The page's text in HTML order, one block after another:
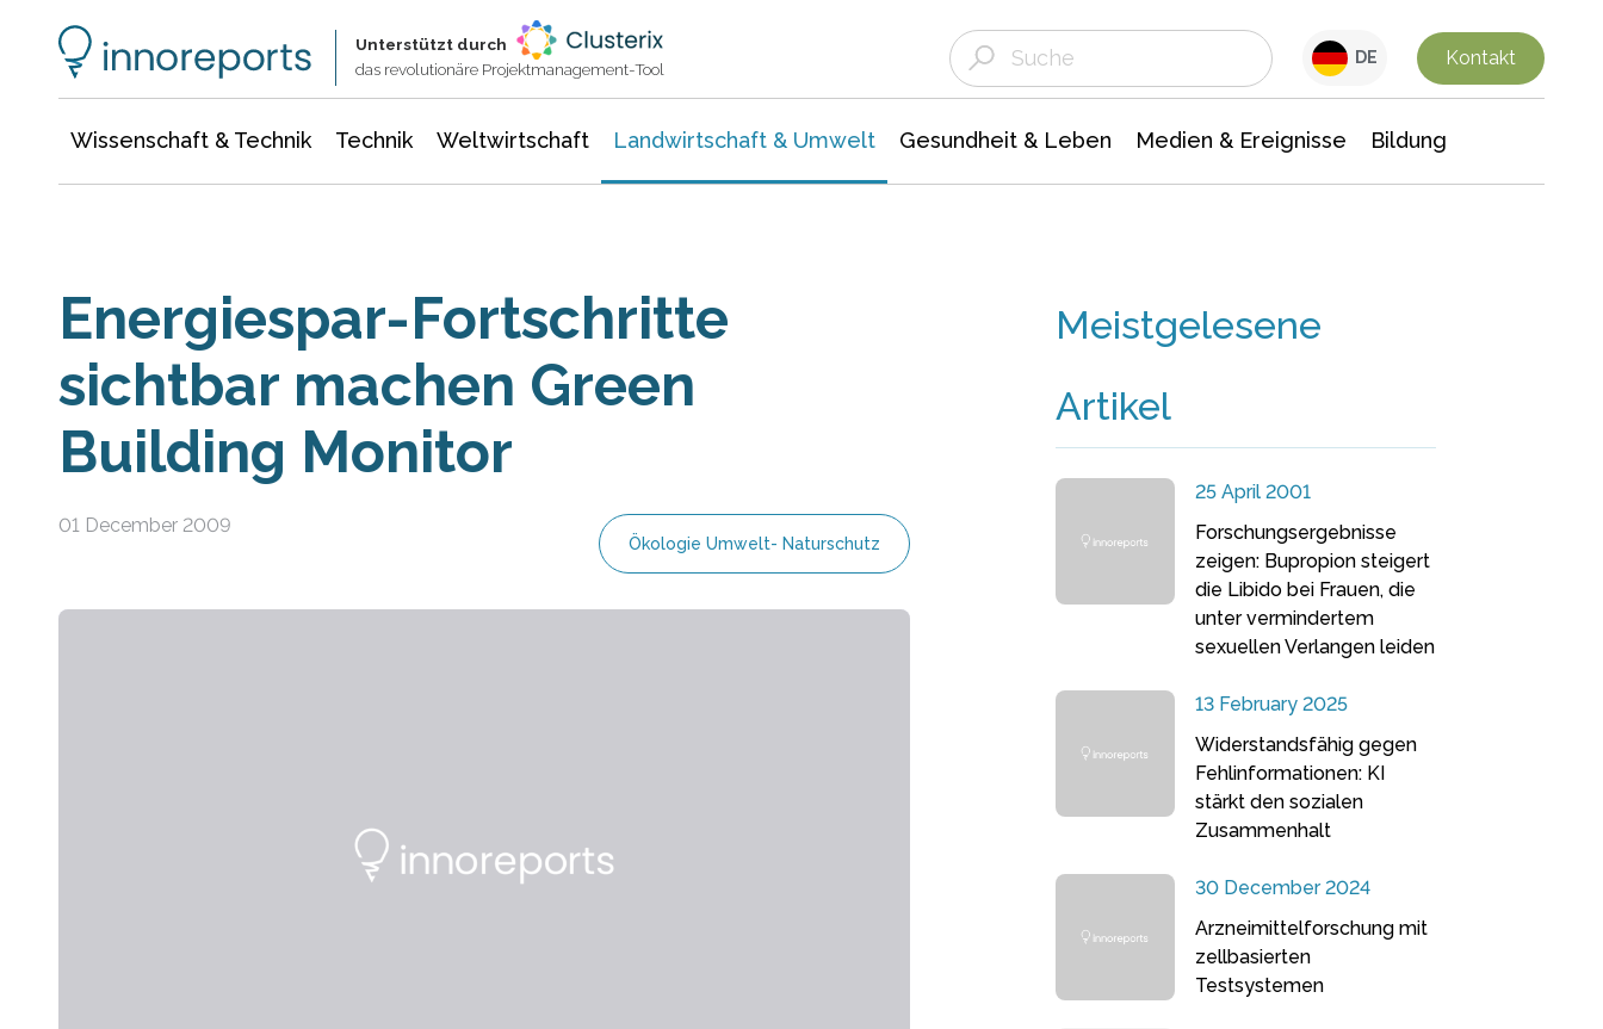
Unterstützt durch
das revolutionäre Projektmanagement-Tool
DE Kontakt
Wissenschaft & Technik Technik Weltwirtschaft Landwirtschaft & Umwelt Gesundheit & Leben Medien & Ereignisse Bildung
Energiespar-Fortschritte
sichtbar machen Green
Building Monitor
01 December 2009
Ökologie Umwelt- Naturschutz
Meistgelesene
Artikel
25 April 2001
Forschungsergebnisse
zeigen: Bupropion steigert
die Libido bei Frauen, die
unter vermindertem
sexuellen Verlangen leiden
13 February 2025
Widerstandsfähig gegen
Fehlinformationen: KI
stärkt den sozialen
Zusammenhalt
30 December 2024
Arzneimittelforschung mit
zellbasierten
Testsystemen